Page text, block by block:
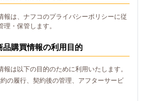
報は、ナフコのプライバシーポリシーに従
理・保管します。
購買情報の利用目的
報は以下の目的のために利用いたします。
約の履行、契約後の管理、アフターサービ